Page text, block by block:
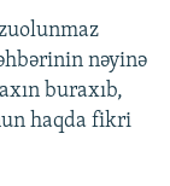
nəyinə
buraxıb,
haqda fikri